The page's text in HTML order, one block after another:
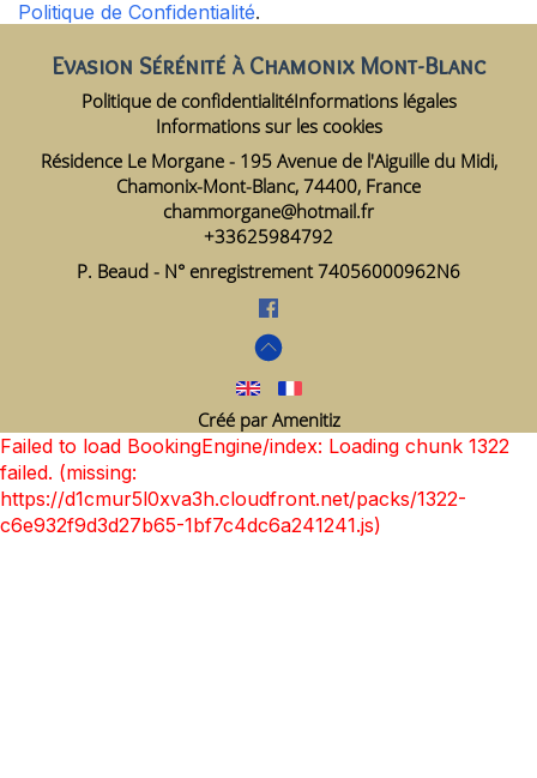
Politique de Confidentialité.
Evasion Sérénité à Chamonix Mont-Blanc
Politique de confidentialitéInformations légales
Informations sur les cookies
Résidence Le Morgane - 195 Avenue de l'Aiguille du Midi,
Chamonix-Mont-Blanc, 74400, France
chammorgane@hotmail.fr
+33625984792
P. Beaud - N° enregistrement 74056000962N6
Créé par Amenitiz
Failed to load BookingEngine/index: Loading chunk 1322
failed. (missing:
https://d1cmur5l0xva3h.cloudfront.net/packs/1322-
c6e932f9d3d27b65-1bf7c4dc6a241241.js)